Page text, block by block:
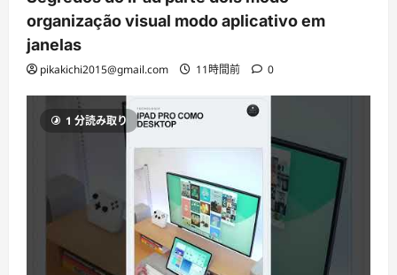
organização visual modo aplicativo em
janelas
pikakichi2015@gmail.com 11時間前 0
1 分読み取り